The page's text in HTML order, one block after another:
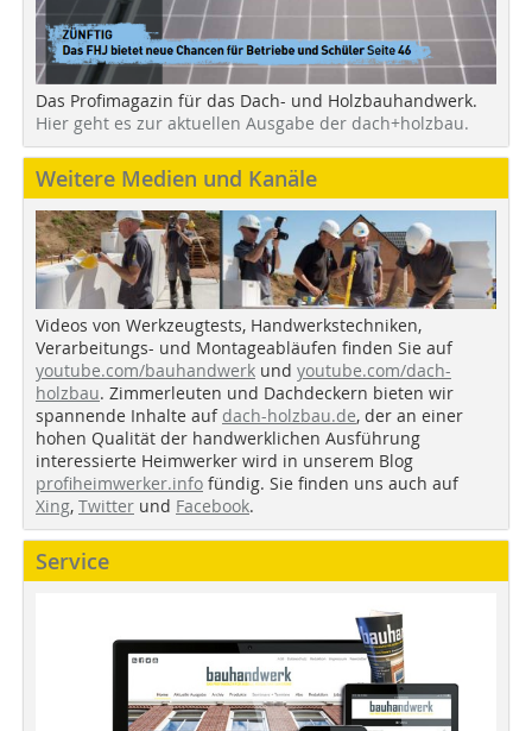
Das Profimagazin für das Dach- und Holzbauhandwerk.
Hier geht es zur aktuellen Ausgabe der dach+holzbau.
Weitere Medien und Kanäle
Videos von Werkzeugtests, Handwerkstechniken,
Verarbeitungs- und Montageabläufen finden Sie auf
youtube.com/bauhandwerk und youtube.com/dach-
holzbau. Zimmerleuten und Dachdeckern bieten wir
spannende Inhalte auf dach-holzbau.de, der an einer
hohen Qualität der handwerklichen Ausführung
interessierte Heimwerker wird in unserem Blog
profiheimwerker.info fündig. Sie finden uns auch auf
Xing, Twitter und Facebook.
Service